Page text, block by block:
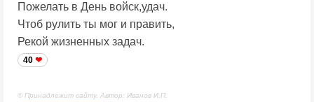
Пожелать в День войск,удач.
Чтоб рулить ты мог и править,
Рекой жизненных задач.
40
© Принадлежит сайту. Автор: Иванов И.П.